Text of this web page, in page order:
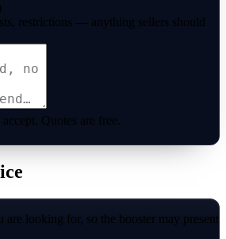
restrictions — anything sellers should
Quotes are free.
are looking for, so the booster may present